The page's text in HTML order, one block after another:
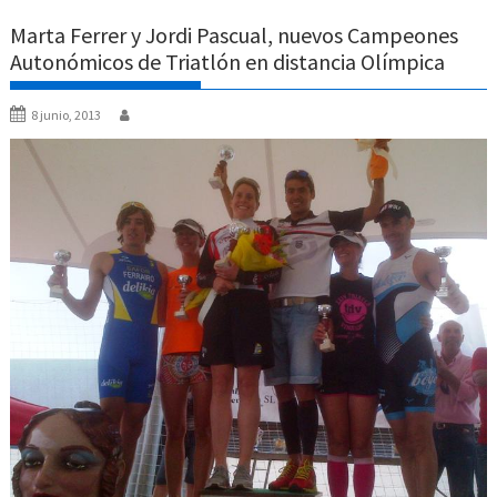
Marta Ferrer y Jordi Pascual, nuevos Campeones
Autonómicos de Triatlón en distancia Olímpica
8 junio, 2013